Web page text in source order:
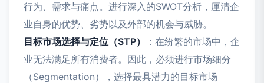
行为、需求与痛点。进行深入的SWOT分析，厘清企
业自身的优势、劣势以及外部的机会与威胁。
目标市场选择与定位（STP）
：在纷繁的市场中，企
业无法满足所有消费者。因此，必须进行市场细分
（Segmentation），选择最具潜力的目标市场